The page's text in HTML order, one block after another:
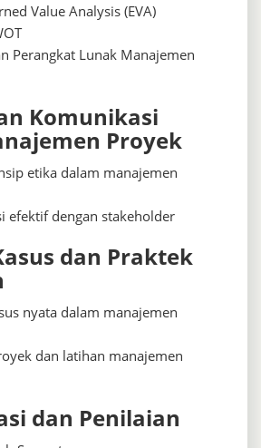
Value Analysis (EVA)
Perangkat Lunak Manajemen
Komunikasi
Proyek
etika dalam manajemen
efektif dengan stakeholder
dan Praktek
nyata dalam manajemen
dan latihan manajemen
dan Penilaian